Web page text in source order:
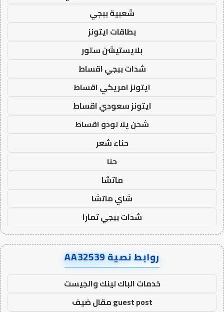
شعبية ببجي
بطاقات ايتونز
بلايستيشن ستور
شدات ببجي اقساط
ايتونز امريكي اقساط
ايتونز سعودي اقساط
شحن يلا لودو اقساط
حناء شعر
حنا
ماتشا
شاي ماتشا
شدات ببجي تمارا
روابط نصية AA32539
خدمات الباك لينك والجيست
guest post مقال ضيف